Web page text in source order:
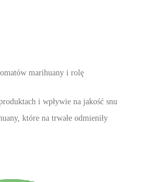
marihuany i rolę
i wpływie na jakość snu
które na trwałe odmieniły